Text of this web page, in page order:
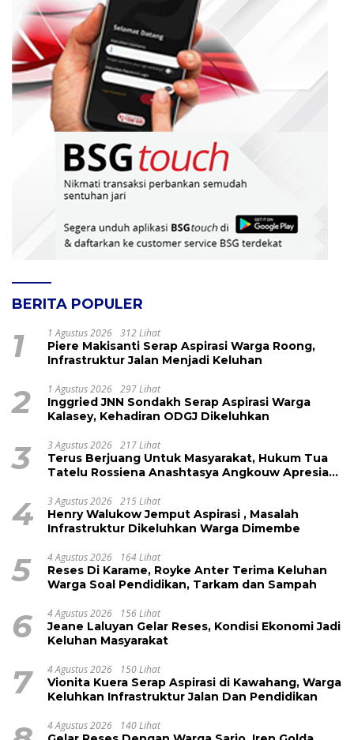
BERITA POPULER
1 1 Agustus 2026 312 Lihat
Piere Makisanti Serap Aspirasi Warga Roong,
Infrastruktur Jalan Menjadi Keluhan
2 1 Agustus 2026 297 Lihat
Inggried JNN Sondakh Serap Aspirasi Warga
Kalasey, Kehadiran ODGJ Dikeluhkan
3 3 Agustus 2026 217 Lihat
Terus Berjuang Untuk Masyarakat, Hukum Tua
Tatelu Rossiena Anashtasya Angkouw Apresiasi
4 3 Agustus 2026 215 Lihat
Henry Walukow Jemput Aspirasi , Masalah
Infrastruktur Dikeluhkan Warga Dimembe
5 4 Agustus 2026 164 Lihat
Reses Di Karame, Royke Anter Terima Keluhan
Warga Soal Pendidikan, Tarkam dan Sampah
6 4 Agustus 2026 156 Lihat
Jeane Laluyan Gelar Reses, Kondisi Ekonomi Jadi
Keluhan Masyarakat
7 4 Agustus 2026 150 Lihat
Vionita Kuera Serap Aspirasi di Kawahang, Warga
Keluhkan Infrastruktur Jalan Dan Pendidikan
4 Agustus 2026 140 Lihat